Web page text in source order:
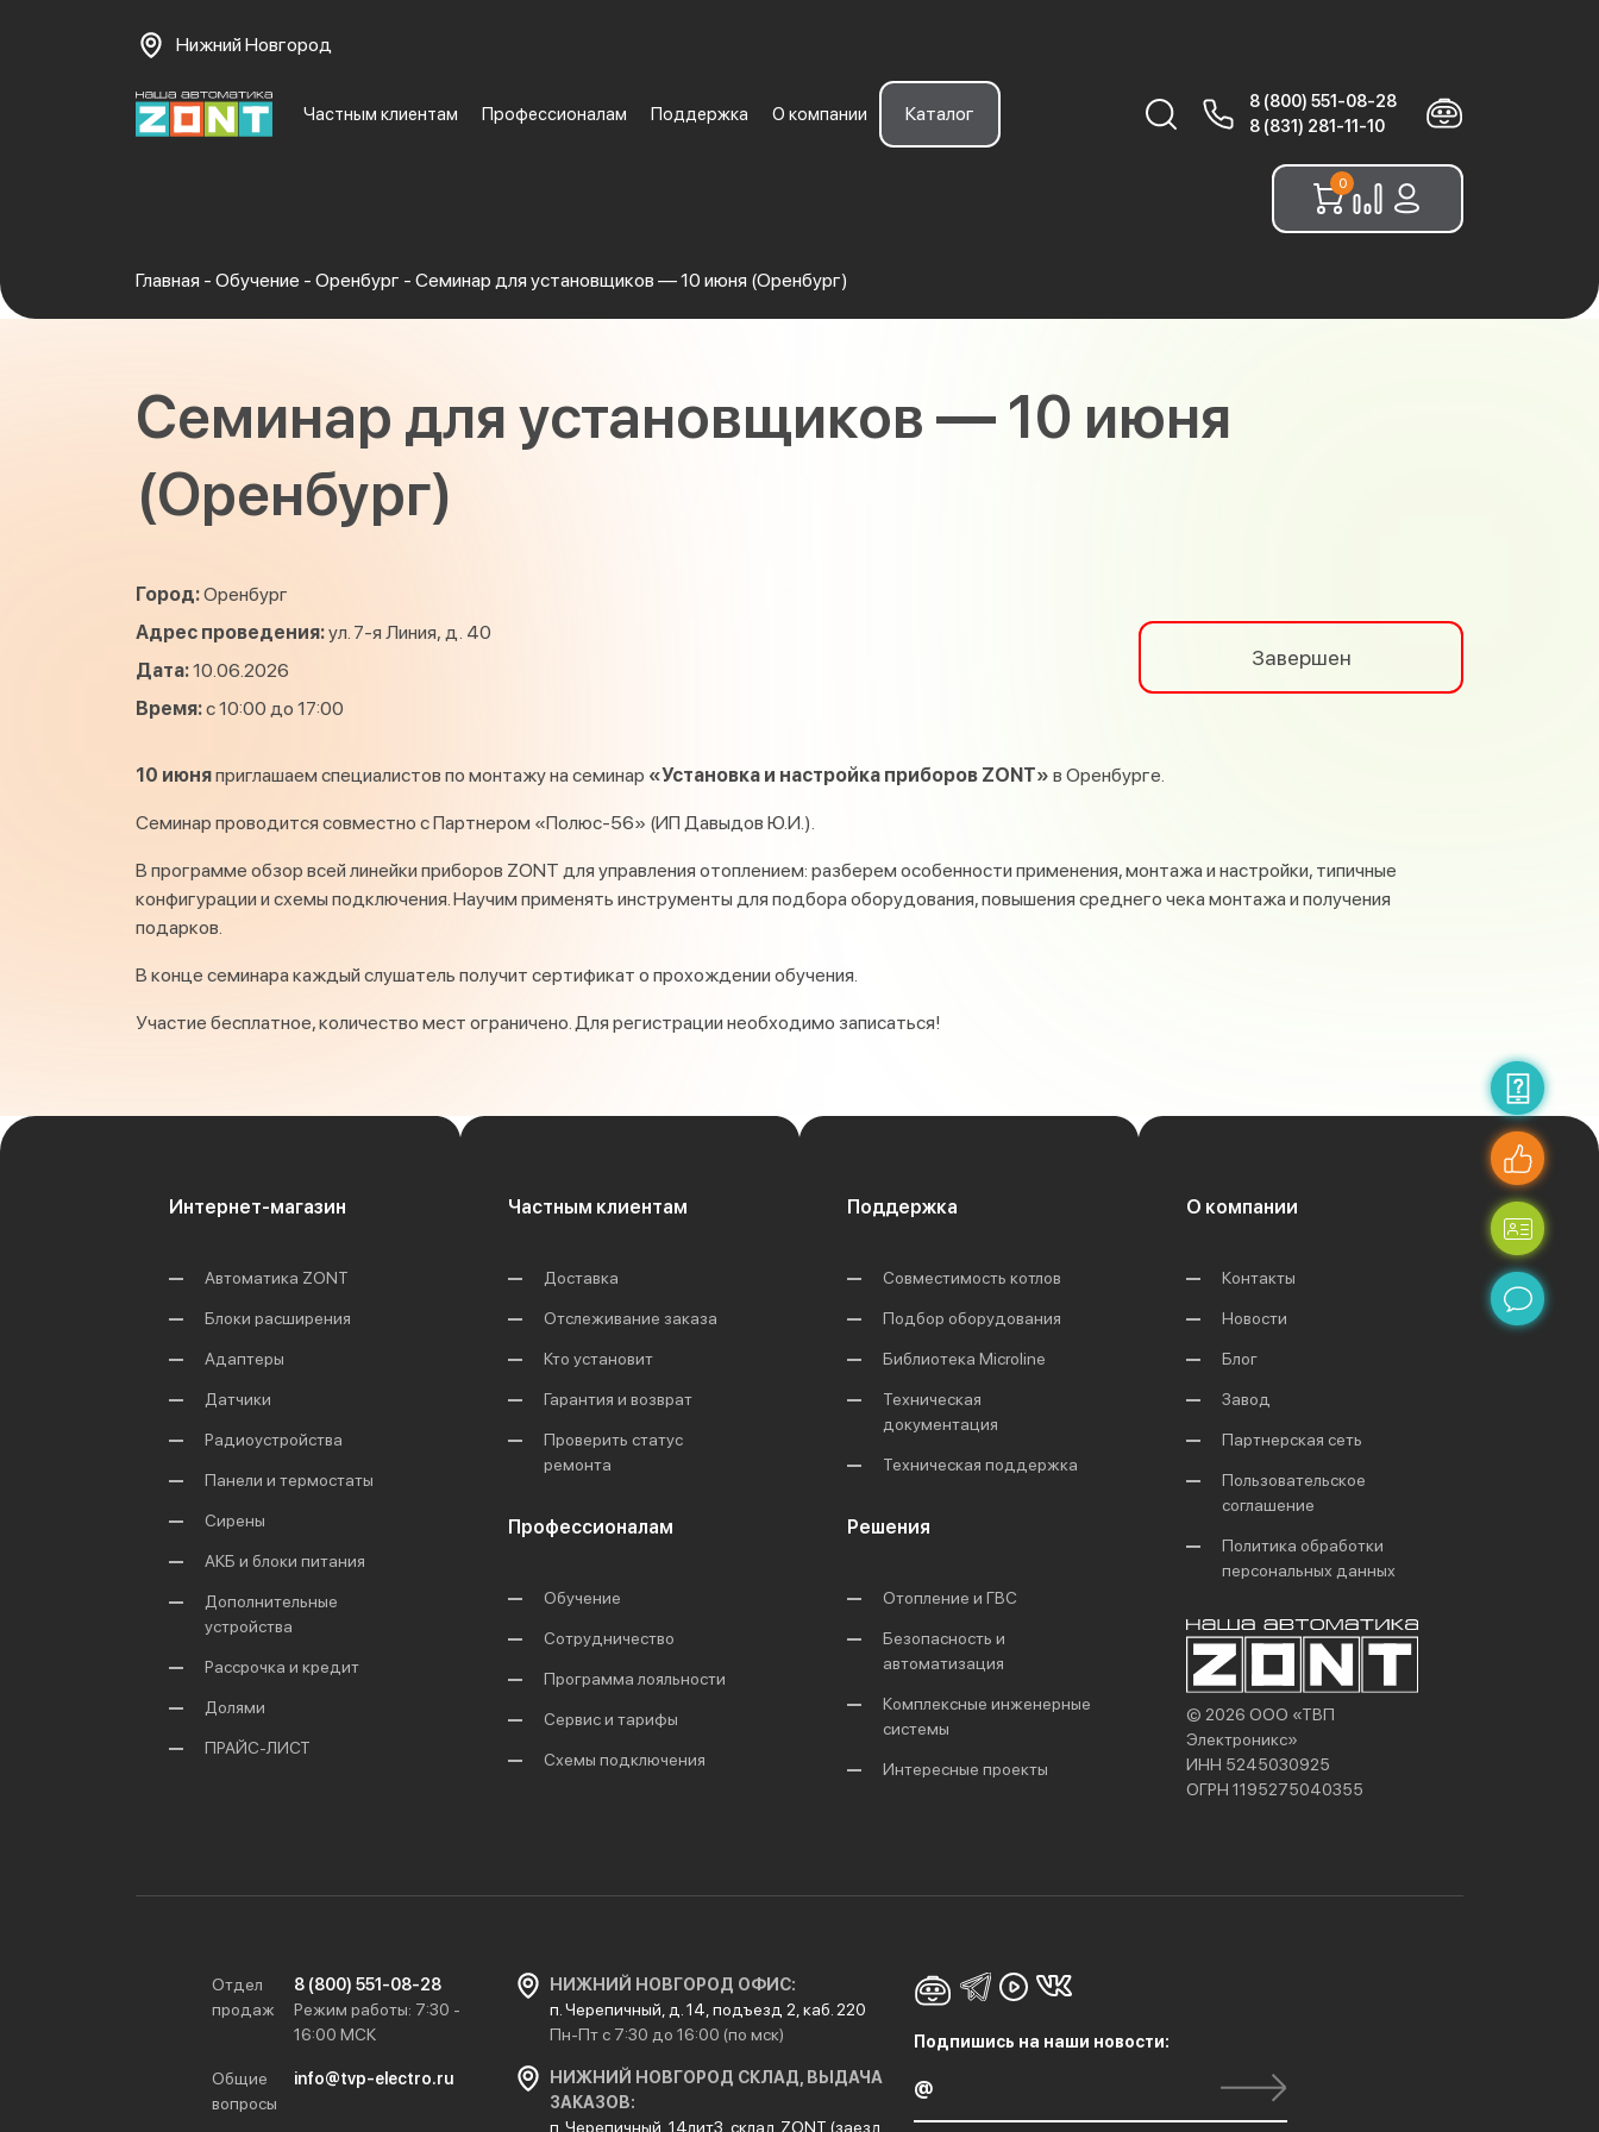
Нижний Новгород
Частным клиентам Профессионалам Поддержка О компании Каталог
Найти:
8 (800) 551-08-28
8 (831) 281-11-10
0
Главная - Обучение - Оренбург - Семинар для установщиков — 10 июня (Оренбург)
Семинар для установщиков — 10 июня
(Оренбург)
Город:Оренбург
Адрес проведения:ул. 7-я Линия, д. 40
Дата:10.06.2026
Время:с 10:00 до 17:00
Завершен
10 июняприглашаем специалистов по монтажу на семинар «Установка и настройка приборов ZONT» в Оренбурге.
Семинар проводится совместно с Партнером «Полюс-56» (ИП Давыдов Ю.И.).
В программе обзор всей линейки приборов ZONT для управления отоплением: разберем особенности применения, монтажа и настройки, типичные
конфигурации и схемы подключения. Научим применять инструменты для подбора оборудования, повышения среднего чека монтажа и получения
подарков.
В конце семинара каждый слушатель получит сертификат о прохождении обучения.
Участие бесплатное, количество мест ограничено. Для регистрации необходимо записаться!
Интернет-магазин
Автоматика ZONT
Блоки расширения
Адаптеры
Датчики
Радиоустройства
Панели и термостаты
Сирены
АКБ и блоки питания
Дополнительные
устройства
Рассрочка и кредит
Долями
ПРАЙС-ЛИСТ
Частным клиентам
Доставка
Отслеживание заказа
Кто установит
Гарантия и возврат
Проверить статус
ремонта
Профессионалам
Обучение
Сотрудничество
Программа лояльности
Сервис и тарифы
Схемы подключения
Поддержка
Совместимость котлов
Подбор оборудования
Библиотека Microline
Техническая
документация
Техническая поддержка
Решения
Отопление и ГВС
Безопасность и
автоматизация
Комплексные инженерные
системы
Интересные проекты
О компании
Контакты
Новости
Блог
Завод
Партнерская сеть
Пользовательское
соглашение
Политика обработки
персональных данных
© 2026 ООО «ТВП
Электроникс»
ИНН 5245030925
ОГРН 1195275040355
Отдел
продаж
8 (800) 551-08-28
Режим работы: 7:30 -
16:00 МСК
Общие
вопросы
info@tvp-electro.ru
НИЖНИЙ НОВГОРОД ОФИС:
п. Черепичный, д. 14, подъезд 2, каб. 220
Пн-Пт с 7:30 до 16:00 (по мск)
НИЖНИЙ НОВГОРОД СКЛАД, ВЫДАЧА
ЗАКАЗОВ:
п. Черепичный, 14лит3, склад ZONT (заезд
Подпишись на наши новости: